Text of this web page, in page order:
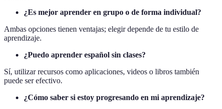
¿Es mejor aprender en grupo o de forma individual?
Ambas opciones tienen ventajas; elegir depende de tu estilo de
aprendizaje.
¿Puedo aprender español sin clases?
Sí, utilizar recursos como aplicaciones, videos o libros también
puede ser efectivo.
¿Cómo saber si estoy progresando en mi aprendizaje?